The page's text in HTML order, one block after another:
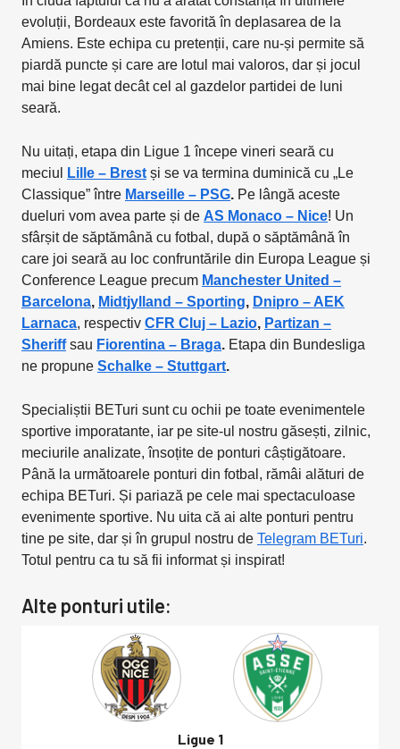
evoluții, Bordeaux este favorită în deplasarea de la
Amiens. Este echipa cu pretenții, care nu-și permite să
piardă puncte și care are lotul mai valoros, dar și jocul
mai bine legat decât cel al gazdelor partidei de luni
seară.
Nu uitați, etapa din Ligue 1 începe vineri seară cu
meciul
Lille – Brest și se va termina duminică cu „Le
Classique” între Marseille – PSG. Pe lângă aceste
dueluri vom avea parte și de AS Monaco – Nice! Un
sfârșit de săptămână cu fotbal, după o săptămână în
care joi seară au loc confruntările din Europa League și
Conference League precum Manchester United –
Barcelona, Midtjylland – Sporting, Dnipro – AEK
Larnaca, respectiv CFR Cluj – Lazio, Partizan –
Sheriff sau Fiorentina – Braga. Etapa din Bundesliga
ne propune Schalke – Stuttgart.
Specialiștii BETuri sunt cu ochii pe toate evenimentele
sportive imporatante, iar pe site-ul nostru găsești, zilnic,
meciurile analizate, însoțite de ponturi câștigătoare.
Până la următoarele ponturi din fotbal, rămâi alături de
echipa BETuri. Și pariază pe cele mai spectaculoase
evenimente sportive. Nu uita că ai alte ponturi pentru
tine pe site, dar și în grupul nostru de Telegram BETuri.
Totul pentru ca tu să fii informat și inspirat!
Alte ponturi utile:
Ligue 1